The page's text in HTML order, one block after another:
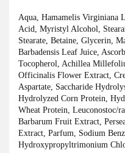
Aqua, Hamamelis Virginiana
Acid, Myristyl Alcohol,
Stearate, Betaine, Glycerin,
Barbadensis Leaf Juice,
Tocopherol, Achillea
Officinalis Flower Extract,
Aspartate, Saccharide
Hydrolyzed Corn Protein,
Wheat Protein, Leuconostoc/
Barbarum Fruit Extract,
Extract, Parfum, Sodium
Hydroxypropyltrimonium